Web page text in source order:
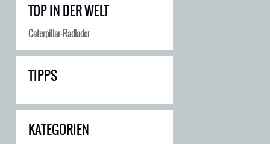
TOP IN DER WELT
Caterpillar-Radlader
TIPPS
KATEGORIEN